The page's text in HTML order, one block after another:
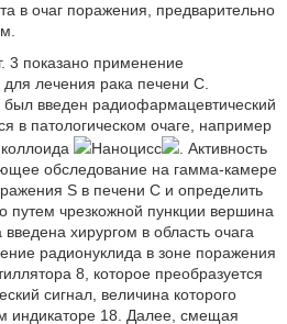
в очаг поражения, предварительно
3 показано применение
лечения рака печени С.
введен радиофармацевтический
в патологическом очаге, например
Наноцисс
. Активность
обследование на гамма-камере
S в печени С и определить
путем чрезкожной пункции вершина
хирургом в область очага
радионуклида в зоне поражения
8, которое преобразуется
сигнал, величина которого
индикаторе 18. Далее, смещая